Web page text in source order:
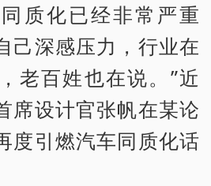
质化已经非常严重
己深感压力，行业在
老百姓也在说。”近
席设计官张帆在某论
度引燃汽车同质化话